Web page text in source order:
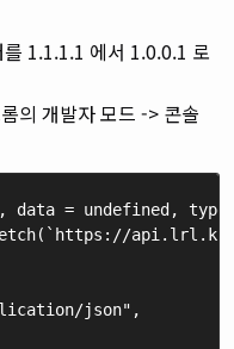
1.1.1.1 에서 1.0.0.1 로
의 개발자 모드 -> 콘솔
data = undefined,
json",